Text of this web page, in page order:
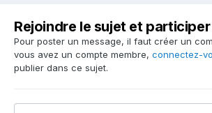
Rejoindre le sujet et participer
Pour poster un message, il faut créer un
vous avez un compte membre, connectez-
publier dans ce sujet.